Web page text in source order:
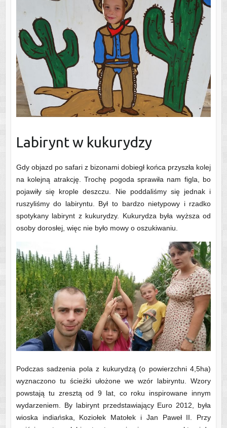
Labirynt w kukurydzy
Gdy objazd po safari z bizonami dobiegł końca przyszła kolej
na kolejną atrakcję. Trochę pogoda sprawiła nam figla, bo
pojawiły się krople deszczu. Nie poddaliśmy się jednak i
ruszyliśmy do labiryntu. Był to bardzo nietypowy i rzadko
spotykany labirynt z kukurydzy. Kukurydza była wyższa od
osoby dorosłej, więc nie było mowy o oszukiwaniu.
Podczas sadzenia pola z kukurydzą (o powierzchni 4,5ha)
wyznaczono tu ścieżki ułożone we wzór labiryntu. Wzory
powstają tu zresztą od 9 lat, co roku inspirowane innym
wydarzeniem. By labirynt przedstawiający Euro 2012, była
wioska indiańska, Koziołek Matołek i Jan Paweł II. Przy